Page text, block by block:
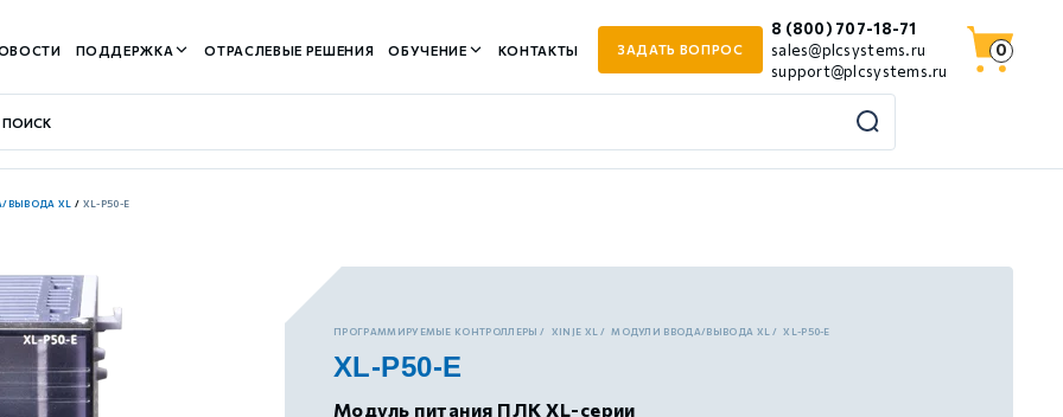
ПОДДЕРЖКА ОТРАСЛЕВЫЕ РЕШЕНИЯ ОБУЧЕНИЕ КОНТАКТЫ ЗАДАТЬ ВОПРОС
8 (800) 707-18-71
sales@plcsystems.ru
support@plcsystems.ru
0
ВЫВОДА XL / XL-P50-E
ПРОГРАММИРУЕМЫЕ КОНТРОЛЛЕРЫ XINJE XL МОДУЛИ ВВОДА/ВЫВОДА XL XL-P50-E
XL-P50-E
Модуль питания ПЛК XL-серии
контуром)